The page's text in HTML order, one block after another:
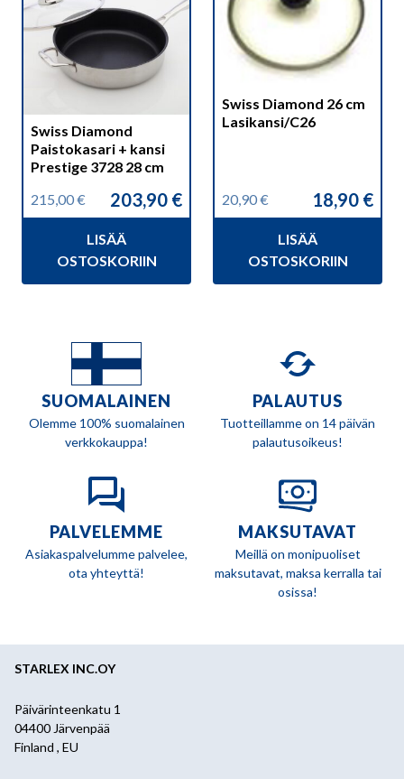
Swiss Diamond
Paistokasari + kansi
Prestige 3728 28 cm
215,00€
Alkuperäinen
215,00 €.
203,90 €
Nykyinen
203,90 €.
LISÄÄ
OSTOSKORIIN
Swiss Diamond 26 cm
Lasikansi/C26
20,90€
Alkuperäinen
20,90 €.
18,90 €
Nykyinen
18,90 €.
LISÄÄ
OSTOSKORIIN
SUOMALAINEN
Olemme 100% suomalainen
verkkokauppa!
PALAUTUS
Tuotteillamme on 14 päivän
palautusoikeus!
PALVELEMME
Asiakaspalvelumme palvelee,
ota yhteyttä!
MAKSUTAVAT
Meillä on monipuoliset
maksutavat, maksa kerralla tai
osissa!
STARLEX INC.OY
Päivärinteenkatu 1
04400 Järvenpää
Finland , EU